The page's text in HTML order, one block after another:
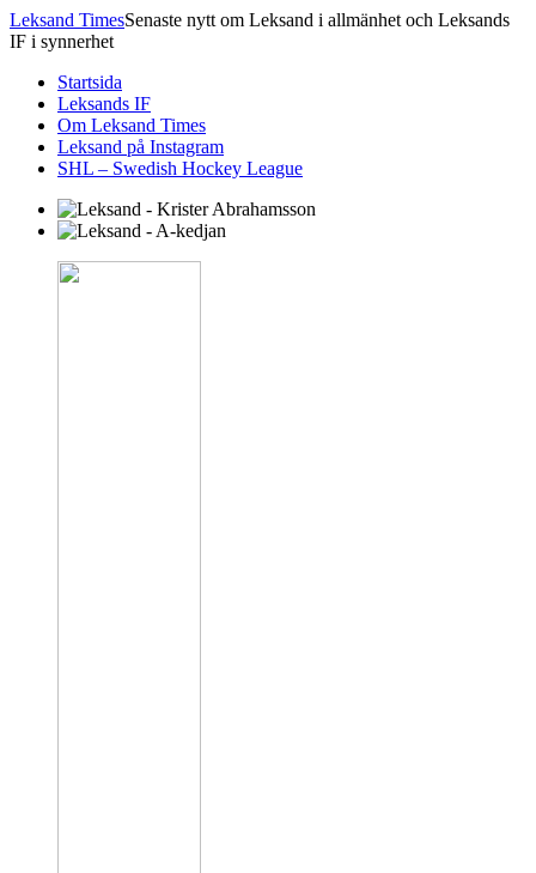
Leksand TimesSenaste nytt om Leksand i allmänhet och Leksands
IF i synnerhet
Startsida
Leksands IF
Om Leksand Times
Leksand på Instagram
SHL – Swedish Hockey League